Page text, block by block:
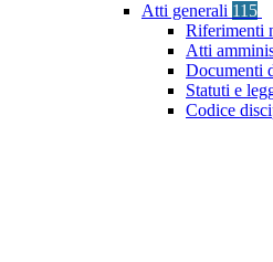
Atti generali 115
Riferimenti
Atti
Documenti
Statuti e
Codice